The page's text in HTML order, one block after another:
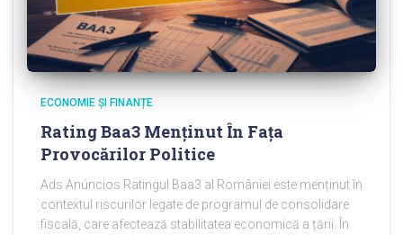
ECONOMIE ȘI FINANȚE
Rating Baa3 Menținut În Fața
Provocărilor Politice
Ads Anúncios Ratingul Baa3 al României este menținut în
contextul riscurilor legate de programul de consolidare
fiscală, care afectează stabilitatea economică a țării. În